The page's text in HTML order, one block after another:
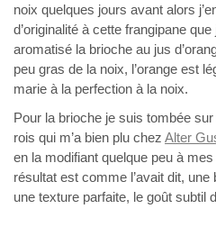
noix quelques jours avant alors
d’originalité à cette frangipane que
aromatisé la brioche au jus
peu gras de la noix, l’orange est
marie à la perfection à la noix.
Pour la brioche je suis tombée
rois qui m’a bien plu chez Alter
en la modifiant quelque peu à
résultat est comme l’avait dit,
une texture parfaite, le goût subtil